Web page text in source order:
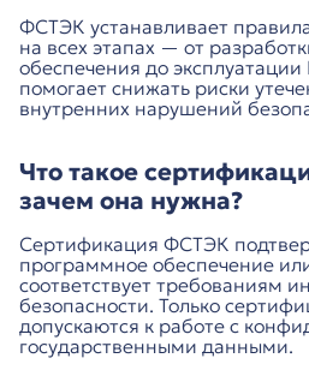
ФСТЭК устанавливает
на всех этапах — от
обеспечения до эксплуатации
помогает снижать риски
внутренних нарушений
Что такое
зачем она нужна?
Сертификация ФСТЭК
программное обеспечение
соответствует требованиям
безопасности. Только
допускаются к работе с
государственными данными.